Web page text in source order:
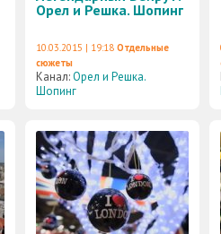
Орел и Решка. Шопинг
10.03.2015 | 19:18 Отдельные
сюжеты
Канал:Орел и Решка.
Шопинг